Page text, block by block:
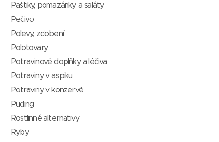
Paštiky, pomazánky a saláty
Pečivo
Polevy, zdobení
Polotovary
Potravinové doplňky a léčiva
Potraviny v aspiku
Potraviny v konzervě
Puding
Rostlinné alternativy
Ryby